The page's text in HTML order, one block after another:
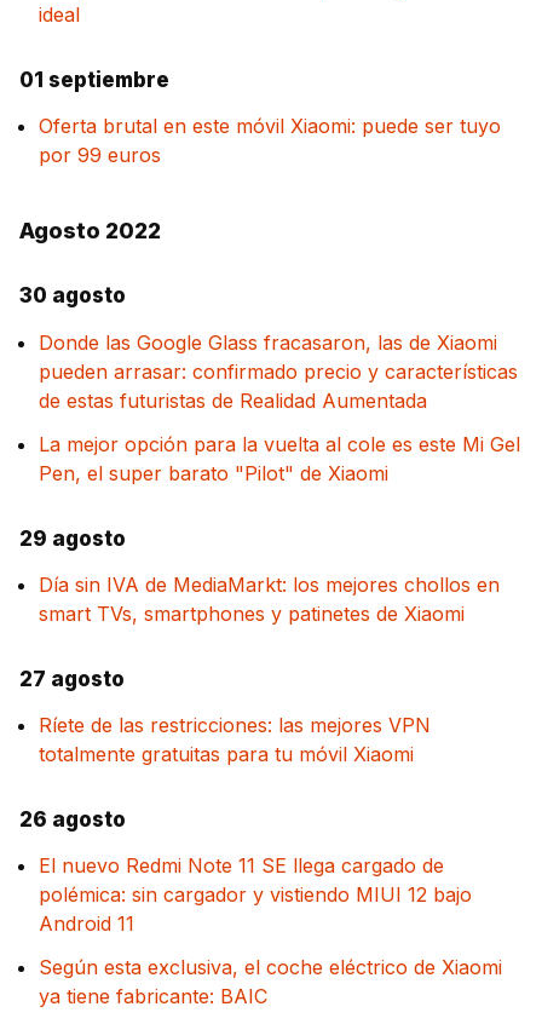
ideal
01 septiembre
Oferta brutal en este móvil Xiaomi: puede ser tuyo
por 99 euros
Agosto 2022
30 agosto
Donde las Google Glass fracasaron, las de Xiaomi
pueden arrasar: confirmado precio y características
de estas futuristas de Realidad Aumentada
La mejor opción para la vuelta al cole es este Mi Gel
Pen, el super barato "Pilot" de Xiaomi
29 agosto
Día sin IVA de MediaMarkt: los mejores chollos en
smart TVs, smartphones y patinetes de Xiaomi
27 agosto
Ríete de las restricciones: las mejores VPN
totalmente gratuitas para tu móvil Xiaomi
26 agosto
El nuevo Redmi Note 11 SE llega cargado de
polémica: sin cargador y vistiendo MIUI 12 bajo
Android 11
Según esta exclusiva, el coche eléctrico de Xiaomi
ya tiene fabricante: BAIC